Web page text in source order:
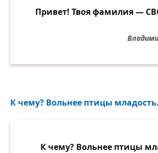
Привет! Твоя фамилия —
К чему? Вольнее птицы
К чему? Вольнее птицы